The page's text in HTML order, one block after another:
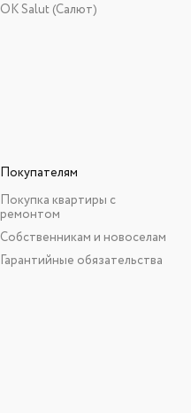
ОК Salut (Салют)
Покупателям
Покупка квартиры с
ремонтом
Собственникам и новоселам
Гарантийные обязательства